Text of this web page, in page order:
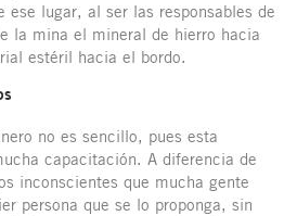
ese lugar, al ser las responsables de
la mina el mineral de hierro hacia
estéril hacia el bordo.
no es sencillo, pues esta
capacitación. A diferencia de
inconscientes que mucha gente
persona que se lo proponga, sin